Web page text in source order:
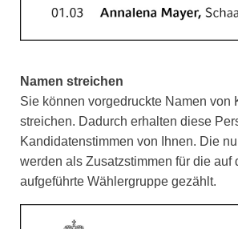
Namen streichen
Sie können vorgedruckte Namen von
streichen. Dadurch erhalten diese
Kandidatenstimmen von Ihnen. Die
werden als Zusatzstimmen für die auf
aufgeführte Wählergruppe gezählt.